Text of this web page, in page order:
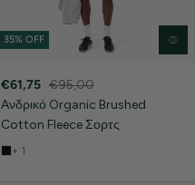
35% OFF
€61,75 €95,00
Ανδρικό Organic Brushed
Cotton Fleece Σορτς
+ 1